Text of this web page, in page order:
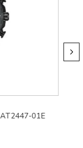
01E